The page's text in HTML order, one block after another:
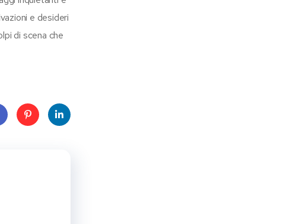
e desideri
di scena che